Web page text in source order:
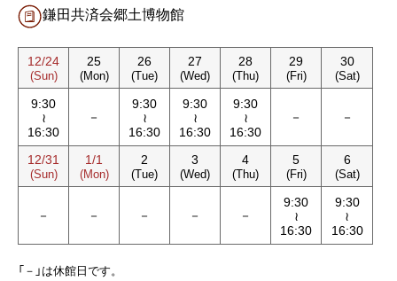
鎌田共済会郷土博物館
12/24
(Sun)
25
(Mon)
26
(Tue)
27
(Wed)
28
(Thu)
29
(Fri)
30
(Sat)
9:30
≀
16:30
－
9:30
≀
16:30
9:30
≀
16:30
9:30
≀
16:30
－ －
12/31
(Sun)
1/1
(Mon)
2
(Tue)
3
(Wed)
4
(Thu)
5
(Fri)
6
(Sat)
－ － － － －
9:30
≀
16:30
9:30
≀
16:30
「－」は休館日です。